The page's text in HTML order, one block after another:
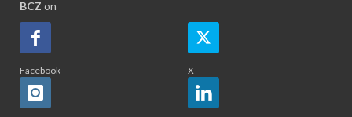
BCZ on
Facebook X